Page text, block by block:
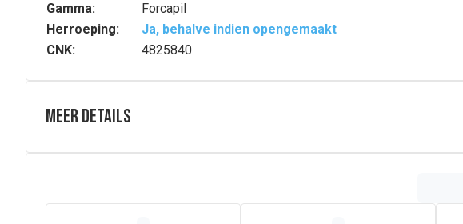
Gamma:
Forcapil
Herroeping:
Ja, behalve indien opengemaakt
CNK:
4825840
Meer details
*FORCAPIL® AGE PROTECT 3
*De FORCAPIL® AGE PROTECT SPRAY 125ML